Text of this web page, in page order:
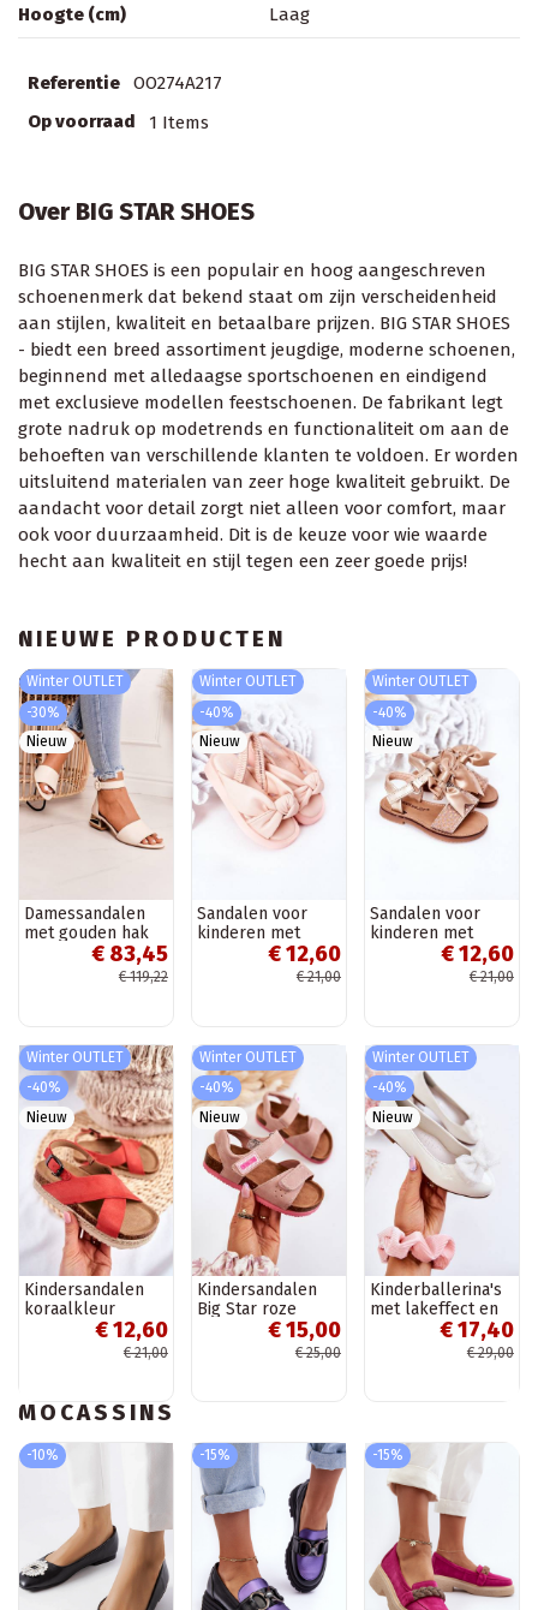
Hoogte (cm) Laag
Referentie
OO274A217
Op voorraad
1 Items
Over BIG STAR SHOES
BIG STAR SHOES is een populair en hoog aangeschreven
schoenenmerk dat bekend staat om zijn verscheidenheid
aan stijlen, kwaliteit en betaalbare prijzen. BIG STAR SHOES
- biedt een breed assortiment jeugdige, moderne schoenen,
beginnend met alledaagse sportschoenen en eindigend
met exclusieve modellen feestschoenen. De fabrikant legt
grote nadruk op modetrends en functionaliteit om aan de
behoeften van verschillende klanten te voldoen. Er worden
uitsluitend materialen van zeer hoge kwaliteit gebruikt. De
aandacht voor detail zorgt niet alleen voor comfort, maar
ook voor duurzaamheid. Dit is de keuze voor wie waarde
hecht aan kwaliteit en stijl tegen een zeer goede prijs!
NIEUWE PRODUCTEN
Winter OUTLET
-30%
Nieuw
Damessandalen
met gouden hak
Laura Messi beige
€ 83,45
€ 119,22
Winter OUTLET
-40%
Nieuw
Sandalen voor
kinderen met
drukknoopsluiting,
€ 12,60
€ 21,00
Winter OUTLET
-40%
Nieuw
Sandalen voor
kinderen met
€ 12,60
€ 21,00
Winter OUTLET
-40%
Nieuw
Kindersandalen
koraalkleur
€ 12,60
€ 21,00
Winter OUTLET
-40%
Nieuw
Kindersandalen
Big Star roze
€ 15,00
€ 25,00
Winter OUTLET
-40%
Nieuw
Kinderballerina's
met lakeffect en
linten in de witte
€ 17,40
€ 29,00
MOCASSINS
-10% -15% -15%